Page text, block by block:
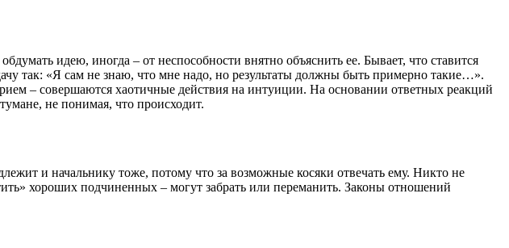
идею, иногда – от неспособности внятно объяснить ее. Бывает, что ставится
так: «Я сам не знаю, что мне надо, но результаты должны быть примерно такие…».
– совершаются хаотичные действия на интуиции. На основании ответных реакций
не понимая, что происходит.
и начальнику тоже, потому что за возможные косяки отвечать ему. Никто не
хороших подчиненных – могут забрать или переманить. Законы отношений